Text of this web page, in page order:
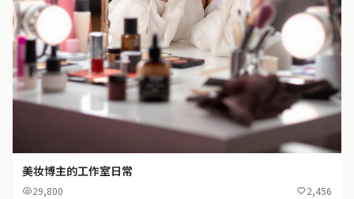
美妆博主的工作室日常
29,800 2,456